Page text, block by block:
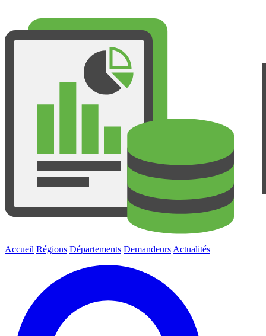
Accueil Régions Départements Demandeurs Actualités